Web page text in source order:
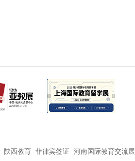
陕西教育 菲律宾签证 河南国际教育交流展